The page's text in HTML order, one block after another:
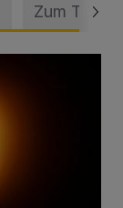
Zum Thema